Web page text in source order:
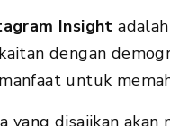
Insight
dengan
untuk
yang disajikan